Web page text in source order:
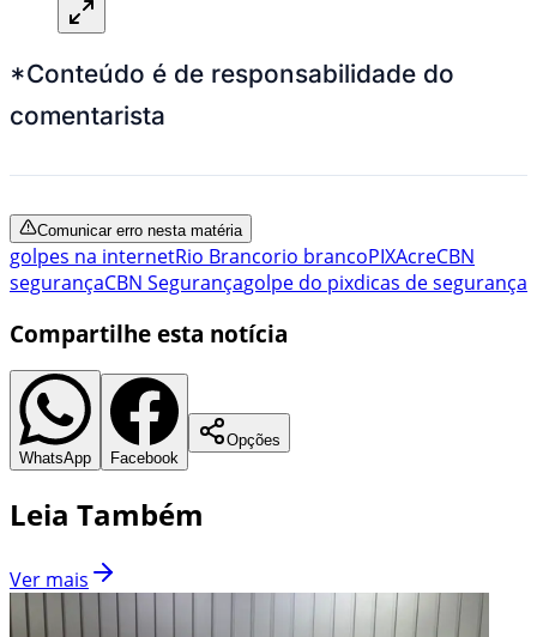
*Conteúdo é de responsabilidade do
comentarista
Comunicar erro nesta matéria
golpes na internetRio Brancorio brancoPIXAcreCBN
segurançaCBN Segurançagolpe do pixdicas de segurança
Compartilhe esta notícia
WhatsApp Facebook
Opções
Leia Também
Ver mais